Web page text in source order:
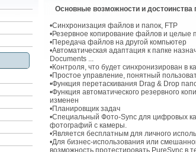
Основные возможности и достоинства
•Синхронизация файлов и папок, FTP
•Резервное копирование файлов и целые
•Передача файлов на другой компьютер
•Автоматическая адаптация к папке
Documents ...
•Контроля, что будет синхронизирован в
•Простое управление, понятный
•Функция перетаскивания Drag & Drop
•Функция автоматического резервного
изменен
•Планировщик задач
•Специальный Фото-Sync для цифровых
фотографий с камеры.
•Является бесплатным для личного
•Для бизнес-использования или
возможность протестировать PureSync в